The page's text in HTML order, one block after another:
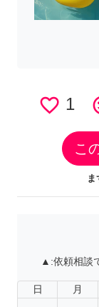
favorite_border 1
こ
▲:依頼相談
日 月